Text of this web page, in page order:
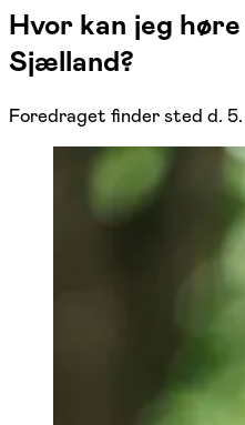
Hvor kan jeg
Sjælland?
Foredraget finder sted d.